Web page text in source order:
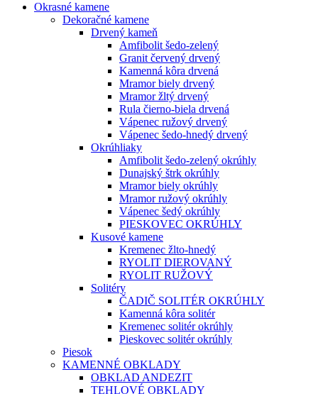
Okrasné kamene
Dekoračné kamene
Drvený kameň
Amfibolit šedo-zelený
Granit červený drvený
Kamenná kôra drvená
Mramor biely drvený
Mramor žltý drvený
Rula čierno-biela drvená
Vápenec ružový drvený
Vápenec šedo-hnedý drvený
Okrúhliaky
Amfibolit šedo-zelený okrúhly
Dunajský štrk okrúhly
Mramor biely okrúhly
Mramor ružový okrúhly
Vápenec šedý okrúhly
PIESKOVEC OKRÚHLY
Kusové kamene
Kremenec žlto-hnedý
RYOLIT DIEROVANÝ
RYOLIT RUŽOVÝ
Solitéry
ČADIČ SOLITÉR OKRÚHLY
Kamenná kôra solitér
Kremenec solitér okrúhly
Pieskovec solitér okrúhly
Piesok
KAMENNÉ OBKLADY
OBKLAD ANDEZIT
TEHLOVÉ OBKLADY